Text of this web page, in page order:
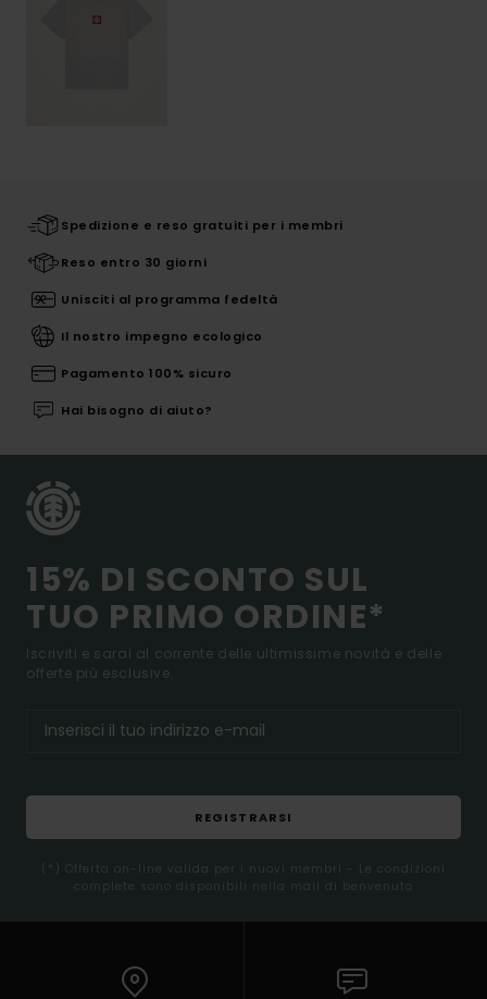
Spedizione e reso gratuiti per i membri
Reso entro 30 giorni
Unisciti al programma fedeltà
Il nostro impegno ecologico
Pagamento 100% sicuro
Hai bisogno di aiuto?
15% DI SCONTO SUL
TUO PRIMO ORDINE*
Iscriviti e sarai al corrente delle ultimissime novità e delle
offerte più esclusive.
REGISTRARSI
(*) Offerta on-line valida per i nuovi membri - Le condizioni
complete sono disponibili nella mail di benvenuto